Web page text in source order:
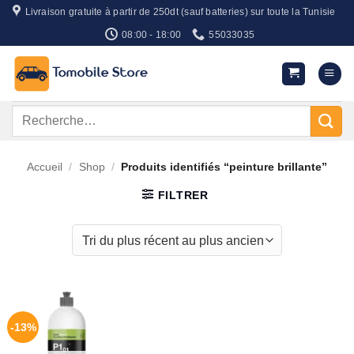
Passer
contenu
Livraison gratuite à partir de 250dt (sauf batteries) sur toute la Tunisie
08:00 - 18:00 55033035
Recherche
Accueil / Shop / Produits identifiés “peinture brillante”
FILTRER
-13%